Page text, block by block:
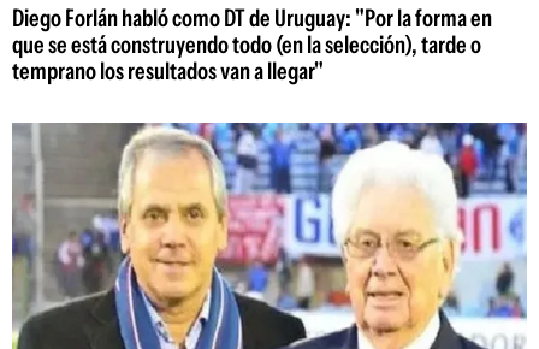
Diego Forlán habló como DT de Uruguay: "Por la forma en
que se está construyendo todo (en la selección), tarde o
temprano los resultados van a llegar"